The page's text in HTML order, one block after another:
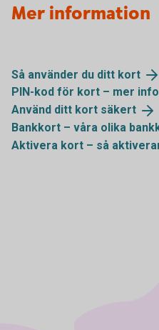
Mer information
Så använder du ditt kort
PIN-kod för kort – mer
Använd ditt kort säkert
Bankkort – våra olika
Aktivera kort – så